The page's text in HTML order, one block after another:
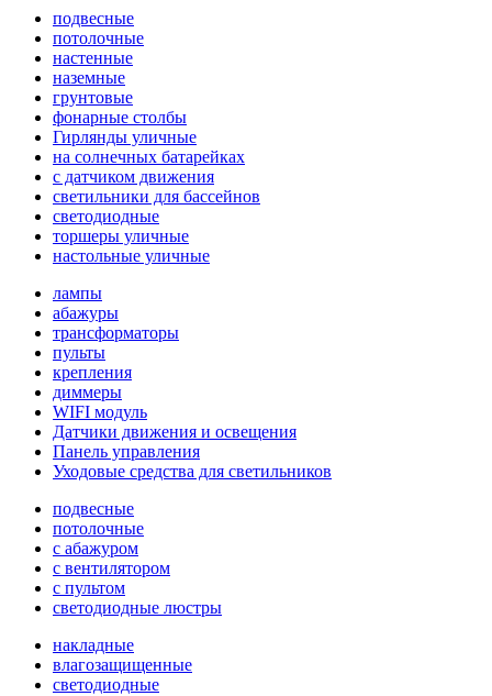
подвесные
потолочные
настенные
наземные
грунтовые
фонарные столбы
Гирлянды уличные
на солнечных батарейках
с датчиком движения
светильники для бассейнов
светодиодные
торшеры уличные
настольные уличные
лампы
абажуры
трансформаторы
пульты
крепления
диммеры
WIFI модуль
Датчики движения и освещения
Панель управления
Уходовые средства для светильников
подвесные
потолочные
с абажуром
с вентилятором
с пультом
светодиодные люстры
накладные
влагозащищенные
светодиодные